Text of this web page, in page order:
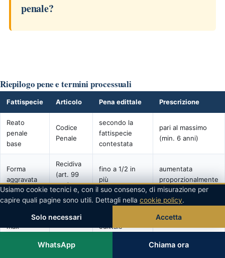
penale?
Riepilogo pene e termini processuali
Fattispecie Articolo Pena edittale Prescrizione
Reato
penale
base
Codice
Penale
secondo la
fattispecie
contestata
pari al massimo
(min. 6 anni)
Forma
aggravata
Recidiva
(art. 99
c.p.)
fino a 1/2 in
più
aumentata
proporzionalmente
Custodia
cautelare
max
c.p.p.
2/3 del
edittale
N/A
art. 438
WhatsApp Chiama ora
Usiamo cookie tecnici e, con il suo consenso, di misurazione per
capire quali pagine sono utili. Dettagli nella cookie policy.
Solo necessari Accetta